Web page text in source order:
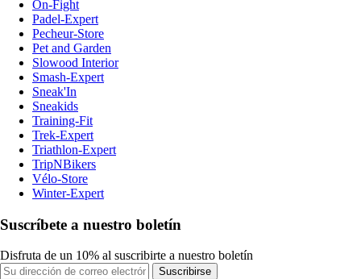
On-Fight
Padel-Expert
Pecheur-Store
Pet and Garden
Slowood Interior
Smash-Expert
Sneak'In
Sneakids
Training-Fit
Trek-Expert
Triathlon-Expert
TripNBikers
Vélo-Store
Winter-Expert
Suscríbete a nuestro boletín
Disfruta de un 10% al suscribirte a nuestro boletín
Suscribirse